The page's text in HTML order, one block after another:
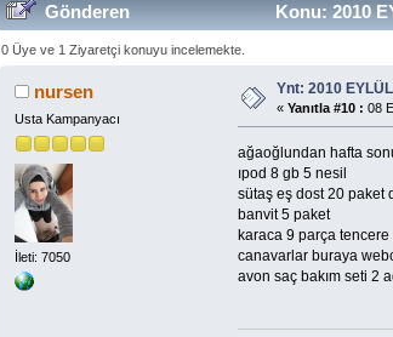
Gönderen Konu: 2010
0 Üye ve 1 Ziyaretçi konuyu incelemekte.
nursen
Usta Kampanyacı
İleti: 7050
Ynt: 2010
« Yanıtla #10 : 08
ağaoğlundan hafta
ıpod 8 gb 5 nesil
sütaş eş dost 20 paket
banvit 5 paket
karaca 9 parça tencere
canavarlar buraya
avon saç bakım seti 2